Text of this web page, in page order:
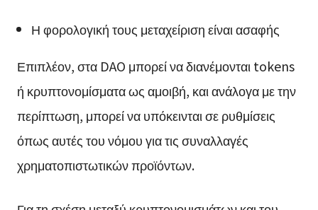
Η φορολογική τους μεταχείριση είναι ασαφής
Επιπλέον, στα DAO μπορεί να διανέμονται tokens
ή κρυπτονομίσματα ως αμοιβή, και ανάλογα με την
περίπτωση, μπορεί να υπόκεινται σε ρυθμίσεις
όπως αυτές του νόμου για τις συναλλαγές
χρηματοπιστωτικών προϊόντων.